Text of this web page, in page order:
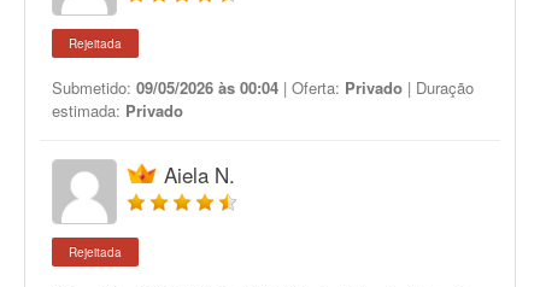
Rejeitada
Submetido: 09/05/2026 às 00:04 | Oferta: Privado | Duração
estimada: Privado
Aiela N.
Rejeitada